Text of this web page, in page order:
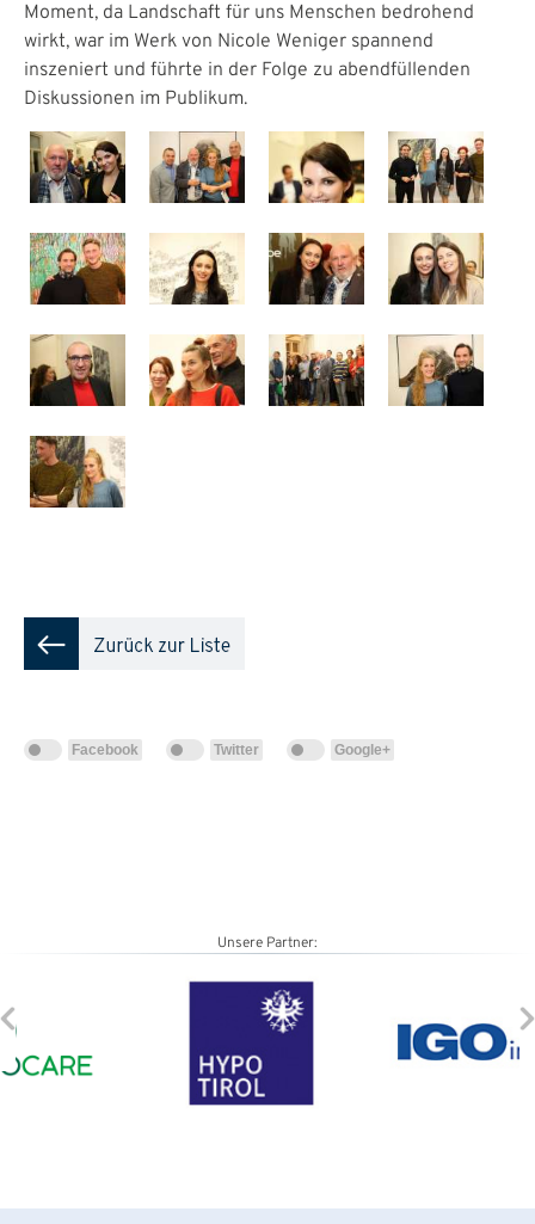
Moment, da Landschaft für uns Menschen bedrohend
wirkt, war im Werk von Nicole Weniger spannend
inszeniert und führte in der Folge zu abendfüllenden
Diskussionen im Publikum.
Facebook Twitter Google+
Unsere Partner: